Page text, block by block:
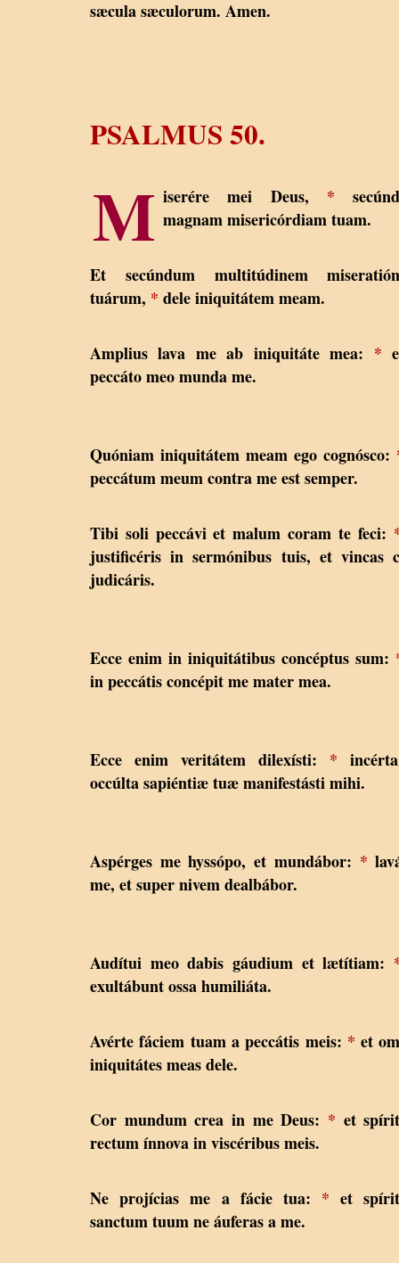
sæcula sæculorum. Amen.
PSALMUS 50.
M iserére mei Deus, *
magnam misericórdiam tuam.
Et secúndum multitúdinem
tuárum, * dele iniquitátem meam.
Amplius lava me ab iniquitáte mea: *
peccáto meo munda me.
Quóniam iniquitátem meam ego cognósco:
peccátum meum contra me est semper.
Tibi soli peccávi et malum coram te feci:
justificéris in sermónibus tuis, et vincas
judicáris.
Ecce enim in iniquitátibus concéptus sum:
in peccátis concépit me mater mea.
Ecce enim veritátem dilexísti: *
occúlta sapiéntiæ tuæ manifestásti mihi.
Aspérges me hyssópo, et mundábor: *
me, et super nivem dealbábor.
Audítui meo dabis gáudium et lætítiam:
exultábunt ossa humiliáta.
Avérte fáciem tuam a peccátis meis: * et
iniquitátes meas dele.
Cor mundum crea in me Deus: * et
rectum ínnova in viscéribus meis.
Ne projícias me a fácie tua: * et
sanctum tuum ne áuferas a me.